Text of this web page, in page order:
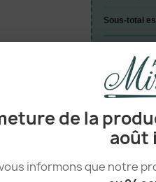
de la
août
informons que notre
Sous-total